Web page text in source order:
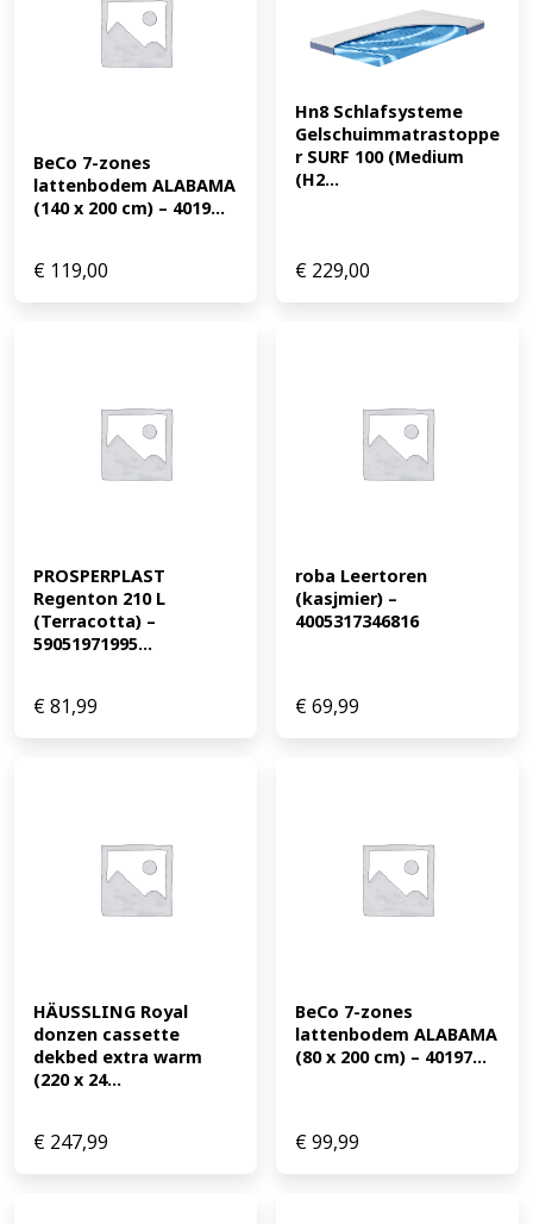
BeCo 7-zones
lattenbodem ALABAMA
(140 x 200 cm) – 4019...
€ 119,00
Hn8 Schlafsysteme
Gelschuimmatrastoppe
r SURF 100 (Medium
(H2...
€ 229,00
PROSPERPLAST
Regenton 210 L
(Terracotta) –
59051971995...
€81,99
roba Leertoren
(kasjmier) –
4005317346816
€69,99
HÄUSSLING Royal
donzen cassette
dekbed extra warm
(220 x 24...
€ 247,99
BeCo 7-zones
lattenbodem ALABAMA
(80 x 200 cm) – 40197...
€99,99